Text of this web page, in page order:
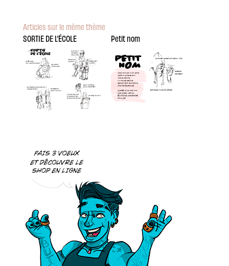
Articles sur le même thème
SORTIE DE L’ÉCOLE
Petit nom